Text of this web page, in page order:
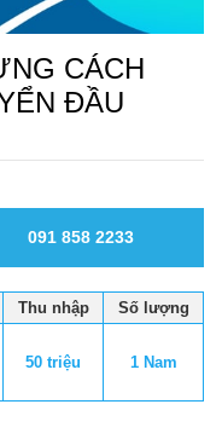
CÁCH
ĐẦU
091 858 2233
Thu nhập Số lượng
50 triệu 1 Nam